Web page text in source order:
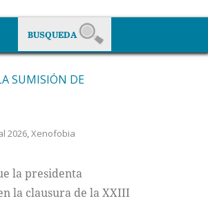
SUMISIÓN DE
2026,Xenofobia
la presidenta
la clausura de la XXIII